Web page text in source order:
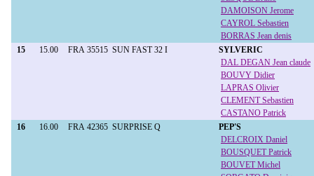
DAMOISON Jerome
CAYROL Sebastien
BORRAS Jean denis
15
15.00 FRA 35515 SUN FAST 32 I
SYLVERIC
DAL DEGAN Jean claude
BOUVY Didier
LAPRAS Olivier
CLEMENT Sebastien
CASTANO Patrick
16
16.00 FRA 42365 SURPRISE Q
PEP'S
DELCROIX Daniel
BOUSQUET Patrick
BOUVET Michel